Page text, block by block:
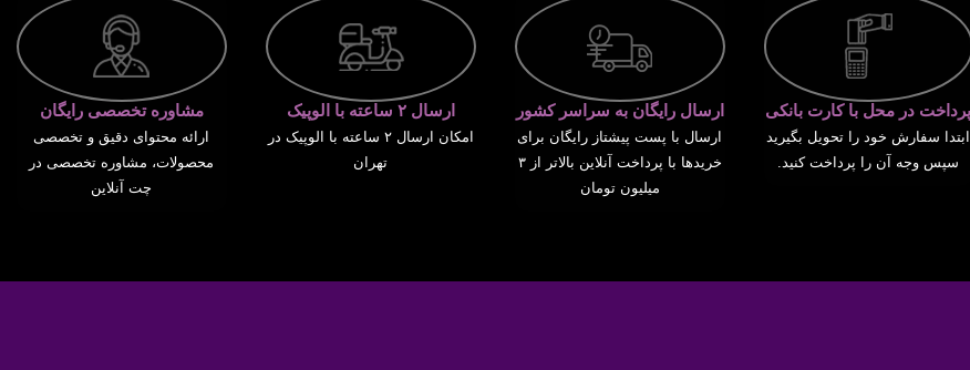
پرداخت در محل با کارت بانکی
ابتدا سفارش خود را تحویل بگیرید
سپس وجه آن را پرداخت کنید.
ارسال رایگان به سراسر کشور
ارسال با پست پیشتاز رایگان برای
خریدها با پرداخت آنلاین بالاتر از ۳
میلیون تومان
ارسال ۲ ساعته با الوپیک
امکان ارسال ۲ ساعته با الوپیک در
تهران
مشاوره تخصصی رایگان
ارائه محتوای دقیق و تخصصی
محصولات، مشاوره تخصصی در
چت آنلاین